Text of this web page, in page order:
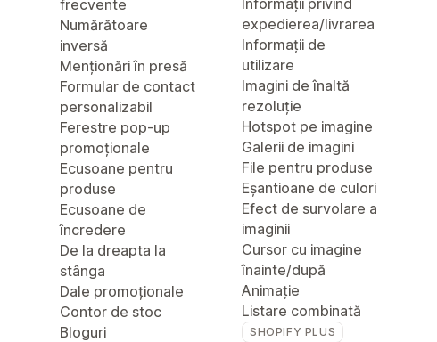
frecvente
Numărătoare
inversă
Menționări în presă
Formular de contact
personalizabil
Ferestre pop-up
promoționale
Ecusoane pentru
produse
Ecusoane de
încredere
De la dreapta la
stânga
Dale promoționale
Contor de stoc
Bloguri
Informații privind
expedierea/livrarea
Informații de
utilizare
Imagini de înaltă
rezoluție
Hotspot pe imagine
Galerii de imagini
File pentru produse
Eșantioane de culori
Efect de survolare a
imaginii
Cursor cu imagine
înainte/după
Animație
Listare combinată
SHOPIFY PLUS